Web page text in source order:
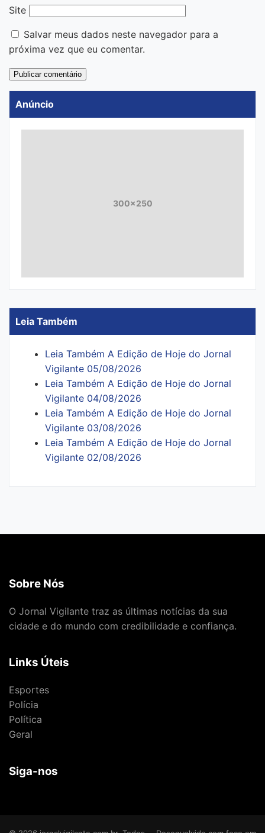
Site
Salvar meus dados neste navegador para a
próxima vez que eu comentar.
Anúncio
300x250
Leia Também
Leia Também A Edição de Hoje do Jornal
Vigilante 05/08/2026
Leia Também A Edição de Hoje do Jornal
Vigilante 04/08/2026
Leia Também A Edição de Hoje do Jornal
Vigilante 03/08/2026
Leia Também A Edição de Hoje do Jornal
Vigilante 02/08/2026
Sobre Nós
O Jornal Vigilante traz as últimas notícias da sua
cidade e do mundo com credibilidade e confiança.
Links Úteis
Esportes
Polícia
Política
Geral
Siga-nos